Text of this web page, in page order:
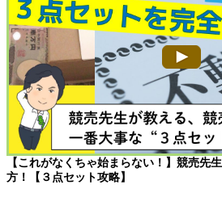
【これがなくちゃ始まらない！】競売先
方！【３点セット攻略】